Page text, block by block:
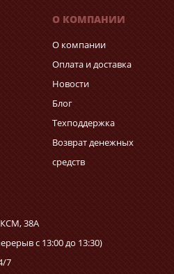
О КОМПАНИИ
О компании
Оплата и доставка
Новости
Блог
Техподдержка
Возврат денежных
средств
38А
с 13:00 до 13:30)
7